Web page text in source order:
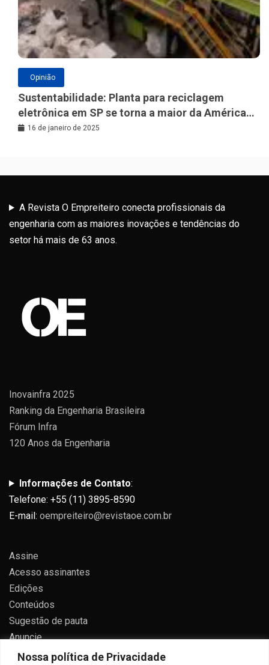
Nossa política de Privacidade
Opinião
Sustentabilidade: Planta para reciclagem
eletrônica em SP se torna a maior da América
Latina
16 de janeiro de 2025
A Revista O Empreiteiro conecta profissionais da
engenharia com as maiores inovações e tendências do
setor há mais de 63 anos.
Inovainfra 2025
Ranking da Engenharia Brasileira
Fórum Infra
120 Anos da Engenharia
Informações de Contato:
Telefone: +55 (11) 3895-8590
E-mail: oempreiteiro@revistaoe.com.br
Assine
Acesso assinantes
Edições
Conteúdos
Sugestão de pauta
Anuncie
Contato